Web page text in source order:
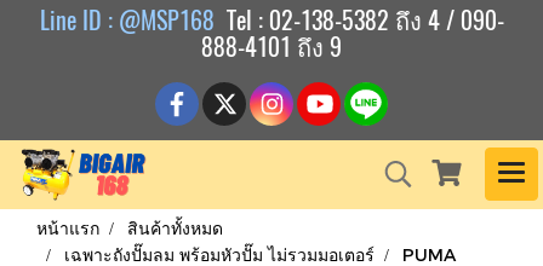
Line ID : @MSP168 Tel : 02-138-5382 ถึง 4 / 090-
888-4101 ถึง 9
หน้าแรก
สินค้าทั้งหมด
เฉพาะถังปั๊มลม พร้อมหัวปั๊ม ไม่รวมมอเตอร์
PUMA